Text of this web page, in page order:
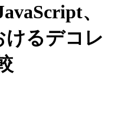
、
けるデコレ